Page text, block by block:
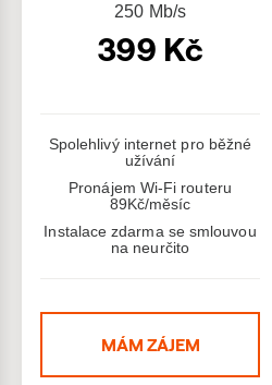
250 Mb/s
399 Kč
Spolehlivý internet pro běžné
užívání
Pronájem Wi-Fi routeru
89Kč/měsíc
Instalace zdarma se smlouvou
na neurčito
MÁM ZÁJEM